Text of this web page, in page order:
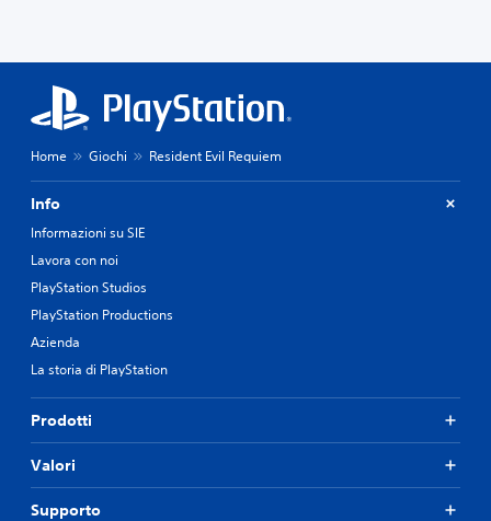
Home Giochi Resident Evil Requiem
Info
Informazioni su SIE
Lavora con noi
PlayStation Studios
PlayStation Productions
Azienda
La storia di PlayStation
Prodotti
Valori
Supporto